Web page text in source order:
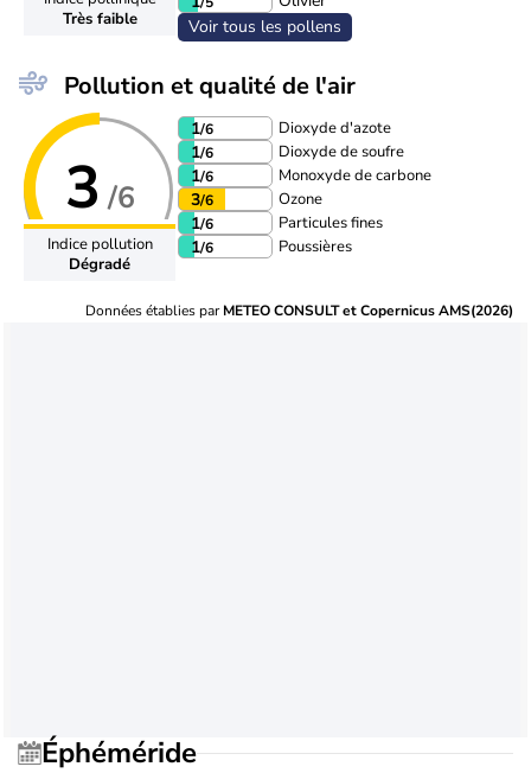
Très faible
Voir tous les pollens
Pollution et qualité de l'air
3 /6
Indice pollution
Dégradé
1/6 Dioxyde d'azote
1/6 Dioxyde de soufre
1/6 Monoxyde de carbone
3/6 Ozone
1/6 Particules fines
1/6 Poussières
Données établies parMETEO CONSULT et Copernicus AMS(2026)
Éphéméride